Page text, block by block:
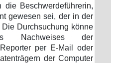
die Beschwerdeführerin,
gewesen sei, der in der
Durchsuchung könne
Nachweises der
per E-Mail oder
der Computer